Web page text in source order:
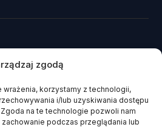
zgodą
korzystamy z technologii,
i/lub uzyskiwania dostępu
na te technologie pozwoli nam
podczas przeglądania lub